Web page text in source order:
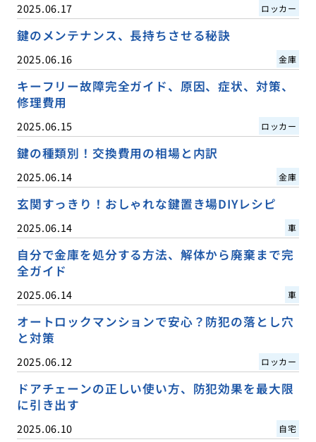
2025.06.17 ロッカー
鍵のメンテナンス、長持ちさせる秘訣
2025.06.16 金庫
キーフリー故障完全ガイド、原因、症状、対策、
修理費用
2025.06.15 ロッカー
鍵の種類別！交換費用の相場と内訳
2025.06.14 金庫
玄関すっきり！おしゃれな鍵置き場DIYレシピ
2025.06.14 車
自分で金庫を処分する方法、解体から廃棄まで完
全ガイド
2025.06.14 車
オートロックマンションで安心？防犯の落とし穴
と対策
2025.06.12 ロッカー
ドアチェーンの正しい使い方、防犯効果を最大限
に引き出す
2025.06.10 自宅